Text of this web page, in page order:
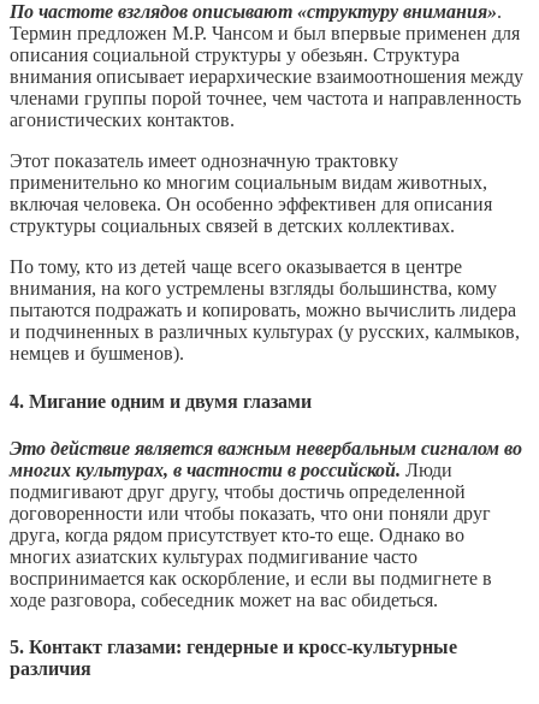
По частоте взглядов описывают «структуру внимания».
Термин предложен М.Р. Чансом и был впервые применен для
описания социальной структуры у обезьян. Структура
внимания описывает иерархические взаимоотношения между
членами группы порой точнее, чем частота и направленность
агонистических контактов.
Этот показатель имеет однозначную трактовку
применительно ко многим социальным видам животных,
включая человека. Он особенно эффективен для описания
структуры социальных связей в детских коллективах.
По тому, кто из детей чаще всего оказывается в центре
внимания, на кого устремлены взгляды большинства, кому
пытаются подражать и копировать, можно вычислить лидера
и подчиненных в различных культурах (у русских, калмыков,
немцев и бушменов).
4. Мигание одним и двумя глазами
Это действие является важным невербальным сигналом во
многих культурах, в частности в российской. Люди
подмигивают друг другу, чтобы достичь определенной
договоренности или чтобы показать, что они поняли друг
друга, когда рядом присутствует кто-то еще. Однако во
многих азиатских культурах подмигивание часто
воспринимается как оскорбление, и если вы подмигнете в
ходе разговора, собеседник может на вас обидеться.
5. Контакт глазами: гендерные и кросс-культурные
различия